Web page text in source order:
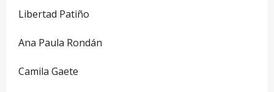
Libertad Patiño
Ana Paula Rondán
Camila Gaete